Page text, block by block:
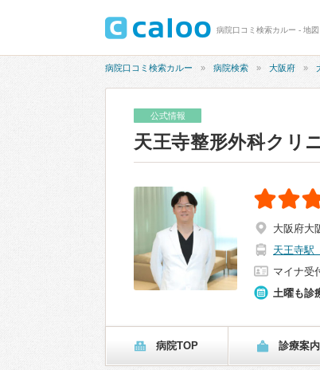
病院口コミ検索カルー - 地
病院口コミ検索カルー 病院検索 大阪府
公式情報
天王寺整形外科クリ
大阪府大
天王寺駅
マイナ受
土曜も診
病院TOP 診療案内